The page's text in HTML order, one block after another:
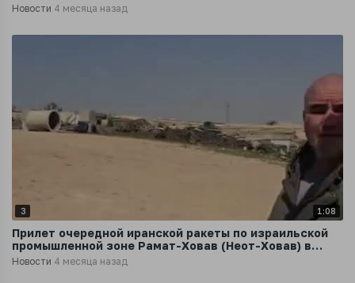
Новости 4 месяца назад
3 1:08
Прилет очередной иранской ракеты по израильской
промышленной зоне Рамат-Ховав (Неот-Ховав) в
пустыне Негев
Новости 4 месяца назад